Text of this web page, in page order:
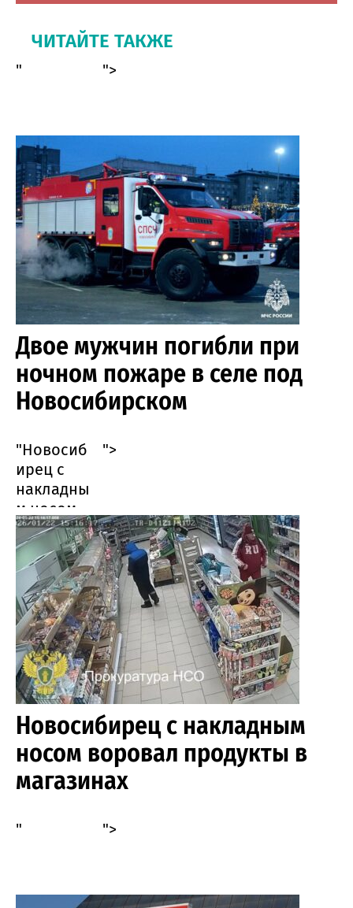
ЧИТАЙТЕ ТАКЖЕ
" ">
Двое мужчин погибли при
ночном пожаре в селе под
Новосибирском
"Новосиб
ирец с
накладны
м носом
воровал
продукты
в
магазинах
города
">
Новосибирец с накладным
носом воровал продукты в
магазинах
" ">